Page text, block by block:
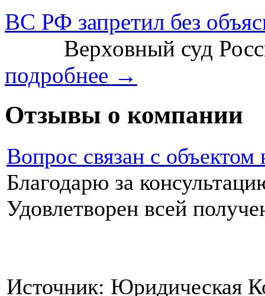
ВС РФ запретил без
Верховный суд
подробнее →
Отзывы о компании
Вопрос связан с
Благодарю за
Удовлетворен всей
Источник: Юридическая